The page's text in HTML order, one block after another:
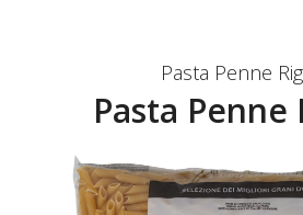
Pasta Penne
Pasta Penne